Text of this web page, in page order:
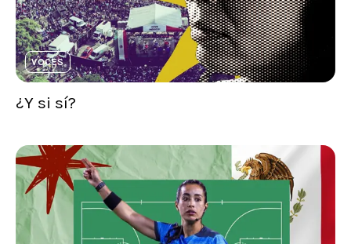
VOCES
¿Y si sí?